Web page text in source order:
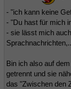
- "ich kann keine
- "Du hast für mich
- sie lässt mich
Bin ich also auf
getrennt und sie
das "Zwischen den